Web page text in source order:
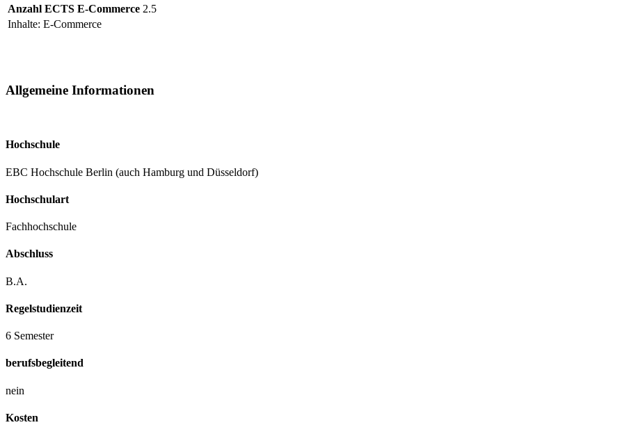
Anzahl ECTS E-Commerce 2.5
Inhalte: E-Commerce
Allgemeine Informationen
Hochschule
EBC Hochschule Berlin (auch Hamburg und Düsseldorf)
Hochschulart
Fachhochschule
Abschluss
B.A.
Regelstudienzeit
6 Semester
berufsbegleitend
nein
Kosten